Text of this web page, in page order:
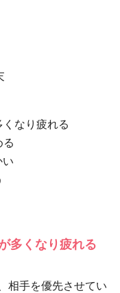
なり疲れる
多くなり疲れる
相手を優先させてい